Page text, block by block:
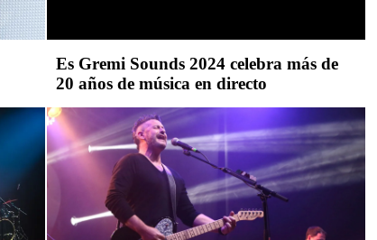
Es Gremi Sounds 2024 celebra más de
20 años de música en directo